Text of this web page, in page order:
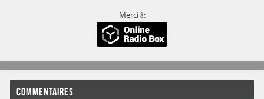
Merci à:
COMMENTAIRES